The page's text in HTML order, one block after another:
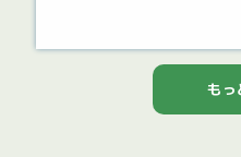
もっ